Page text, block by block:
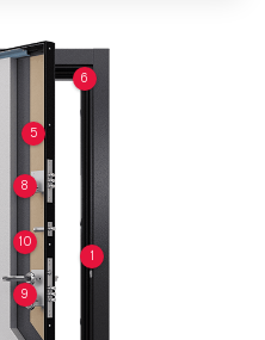
1
5
6
8
9
10